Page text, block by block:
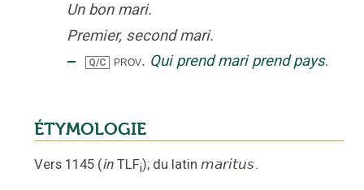
Un bon mari.
Premier, second mari.
‒ Q/C prov. Qui prend mari prend pays.
ÉTYMOLOGIE
Vers 1145 (in TLFi); du latin maritus.